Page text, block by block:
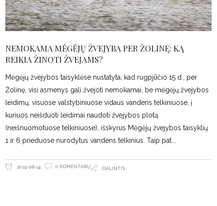
NEMOKAMA MĖGĖJŲ ŽVEJYBA PER ŽOLINĘ: KĄ
REIKIA ŽINOTI ŽVEJAMS?
Mėgėjų žvejybos taisyklėse nustatyta, kad rugpjūčio 15 d., per
Žolinę, visi asmenys gali žvejoti nemokamai, be mėgėjų žvejybos
leidimų, visuose valstybiniuose vidaus vandens telkiniuose, į
kuriuos neišduoti leidimai naudoti žvejybos plotą
(neišnuomotuose telkiniuose), išskyrus Mėgėjų žvejybos taisyklių
1 ir 6 prieduose nurodytus vandens telkinius. Taip pat
2024-08-14 0 KOMENTARŲ DALINTIS